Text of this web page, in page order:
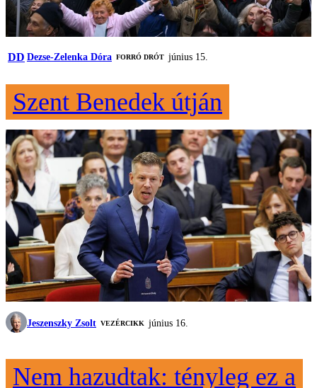
DD Dezse-Zelenka Dóra FORRÓ DRÓT június 15.
Szent Benedek útján
Jeszenszky Zsolt VEZÉRCIKK június 16.
Nem hazudtak: tényleg ez a